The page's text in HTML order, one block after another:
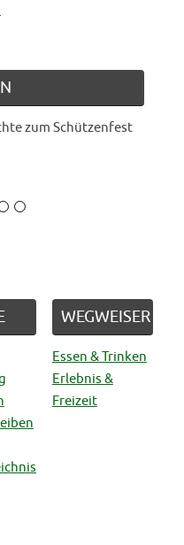
Schützenfest 2026
WEGWEISER
Essen & Trinken
Erlebnis &
Freizeit